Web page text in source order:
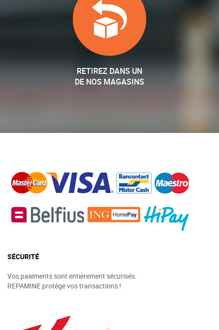
RETIREZ DANS UN
DE NOS MAGASINS
SÉCURITÉ
Vos paiements sont entièrement sécurisés.
REPAMINE protège vos transactions !